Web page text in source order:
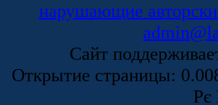
нарушающие
Сайт
Открытие страницы:
Рє